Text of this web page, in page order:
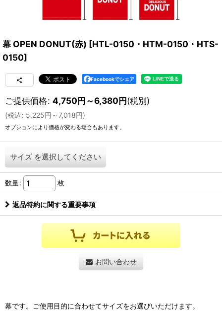
幕 OPEN DONUT(赤) [HTL-0150・HTM-0150・HTS-
0150]
Facebookでシェア
ご提供価格: 4,750円～6,380円(税別)
(税込: 5,225円 ～7,018円)
オプションにより価格が変わる場合もあります。
サイズ を選択してください
数量: 枚
返品特約に関する重要事項
お問い合わせ
幕です。ご使用目的に合わせてサイズをお選びいただけます。